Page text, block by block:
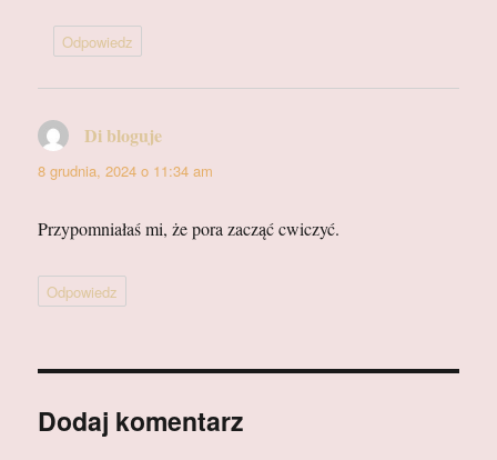
Odpowiedz
Di bloguje
8 grudnia, 2024 o 11:34 am
Przypomniałaś mi, że pora zacząć cwiczyć.
Odpowiedz
Dodaj komentarz